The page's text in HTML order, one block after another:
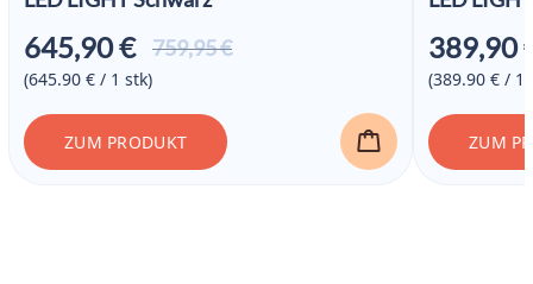
759,95€Ursprünglicher
645,90€
Aktueller
(645.90 € / 1 stk)
ZUM PRODUKT
389,90
(389.90 € / 1
ZUM